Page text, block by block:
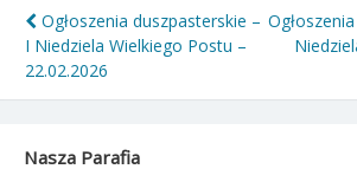
Nawigacja
wpisu
Ogłoszenia duszpasterskie –
I Niedziela Wielkiego Postu –
22.02.2026
Nasza Parafia